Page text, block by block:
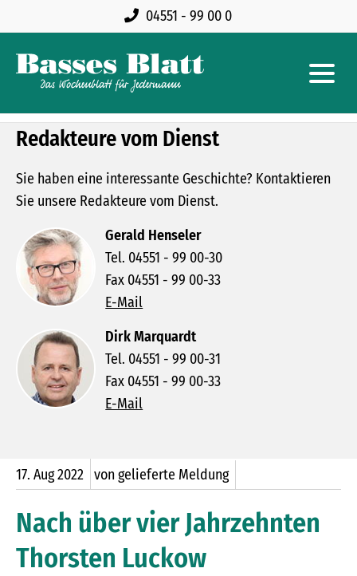
04551 - 99 00 0
Redakteure vom Dienst
Sie haben eine interessante Geschichte? Kontaktieren
Sie unsere Redakteure vom Dienst.
Gerald Henseler
Tel. 04551 - 99 00-30
Fax 04551 - 99 00-33
E-Mail
Dirk Marquardt
Tel. 04551 - 99 00-31
Fax 04551 - 99 00-33
E-Mail
17. Aug2022 von gelieferte Meldung
Nach über vier Jahrzehnten
Thorsten Luckow